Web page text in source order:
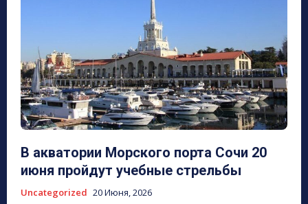
В акватории Морского порта Сочи 20
июня пройдут учебные стрельбы
Uncategorized 20 Июня, 2026